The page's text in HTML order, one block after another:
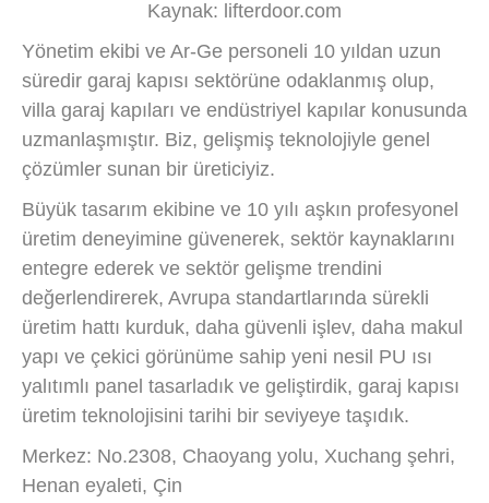
Kaynak: lifterdoor.com
Yönetim ekibi ve Ar-Ge personeli 10 yıldan uzun
süredir garaj kapısı sektörüne odaklanmış olup,
villa garaj kapıları ve endüstriyel kapılar konusunda
uzmanlaşmıştır. Biz, gelişmiş teknolojiyle genel
çözümler sunan bir üreticiyiz.
Büyük tasarım ekibine ve 10 yılı aşkın profesyonel
üretim deneyimine güvenerek, sektör kaynaklarını
entegre ederek ve sektör gelişme trendini
değerlendirerek, Avrupa standartlarında sürekli
üretim hattı kurduk, daha güvenli işlev, daha makul
yapı ve çekici görünüme sahip yeni nesil PU ısı
yalıtımlı panel tasarladık ve geliştirdik, garaj kapısı
üretim teknolojisini tarihi bir seviyeye taşıdık.
Merkez: No.2308, Chaoyang yolu, Xuchang şehri,
Henan eyaleti, Çin